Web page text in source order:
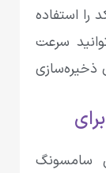
را استفاده
} می‌توانید سرعت
ذخیره‌سازی
سامسونگ